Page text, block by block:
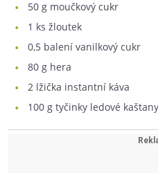
50 g moučkový cukr
1 ks žloutek
0,5 balení vanilkový cukr
80 g hera
2 lžička instantní káva
100 g tyčinky ledové kaštany